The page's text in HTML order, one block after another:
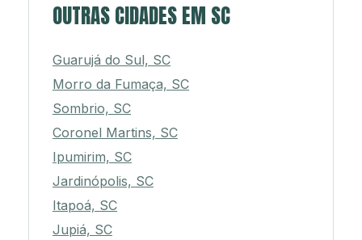
OUTRAS CIDADES EM SC
Guarujá do Sul, SC
Morro da Fumaça, SC
Sombrio, SC
Coronel Martins, SC
Ipumirim, SC
Jardinópolis, SC
Itapoá, SC
Jupiá, SC